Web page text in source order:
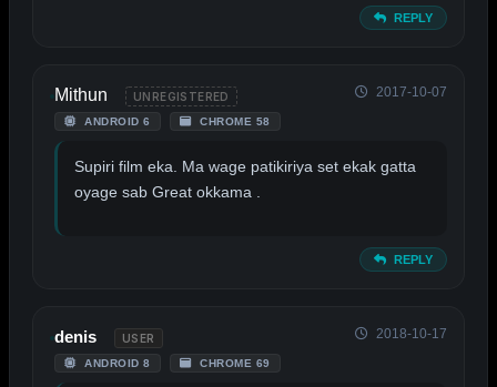
REPLY
Mithun UNREGISTERED
ANDROID 6 CHROME 58
2017-10-07
Supiri film eka. Ma wage patikiriya set ekak gatta
oyage sab Great okkama .
REPLY
denis USER
ANDROID 8 CHROME 69
2018-10-17